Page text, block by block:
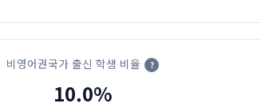
비영어권국가 출신 학생 비율 ?
10.0%